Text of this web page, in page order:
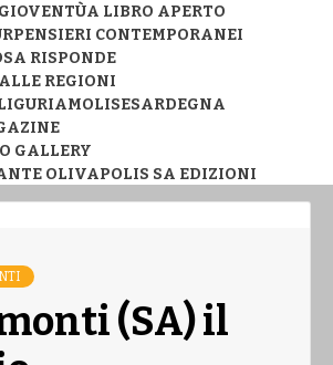
A LIBRO APERTO
PENSIERI CONTEMPORANEI
RISPONDE
REGIONI
MOLISESARDEGNA
GALLERY
OLIVAPOLIS SA EDIZIONI
(SA) il